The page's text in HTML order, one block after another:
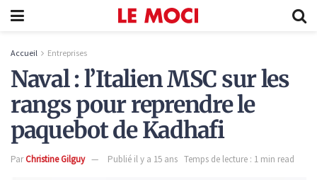
Accueil Entreprises
Naval : l’Italien MSC sur les
rangs pour reprendre le
paquebot de Kadhafi
ParChristine Gilguy Publié il y a 15 ans Temps de lecture : 1 min read